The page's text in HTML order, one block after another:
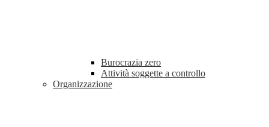
Burocrazia zero
Attività soggette a controllo
Organizzazione